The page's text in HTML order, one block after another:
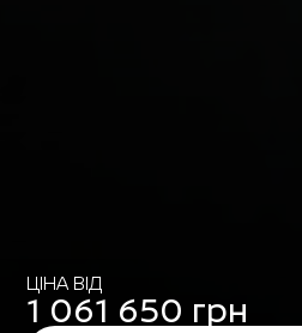
ЦІНА ВІД
1 061 650 грн